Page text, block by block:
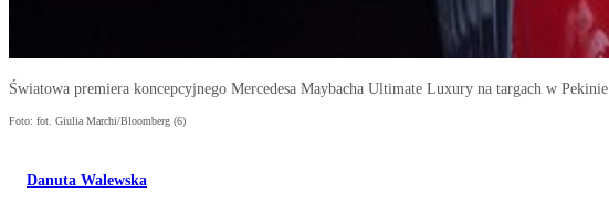
Światowa premiera koncepcyjnego Mercedesa Maybacha Ultimate Luxury na targach w Pekinie
Foto: fot. Giulia Marchi/Bloomberg (6)
Danuta Walewska